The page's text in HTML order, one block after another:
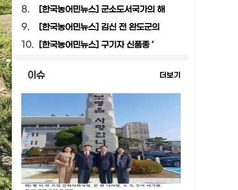
8. [한국농어민뉴스] 군소도서국가의 해
9. [한국농어민뉴스] 김신 전 완도군의
10. [한국농어민뉴스] 구기자 신품종 ‘
이슈 더보기